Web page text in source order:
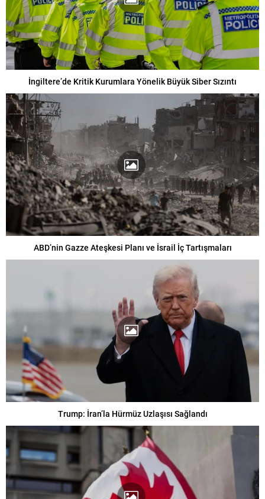
İngiltere’de Kritik Kurumlara Yönelik Büyük Siber Sızıntı
ABD’nin Gazze Ateşkesi Planı ve İsrail İç Tartışmaları
Trump: İran’la Hürmüz Uzlaşısı Sağlandı